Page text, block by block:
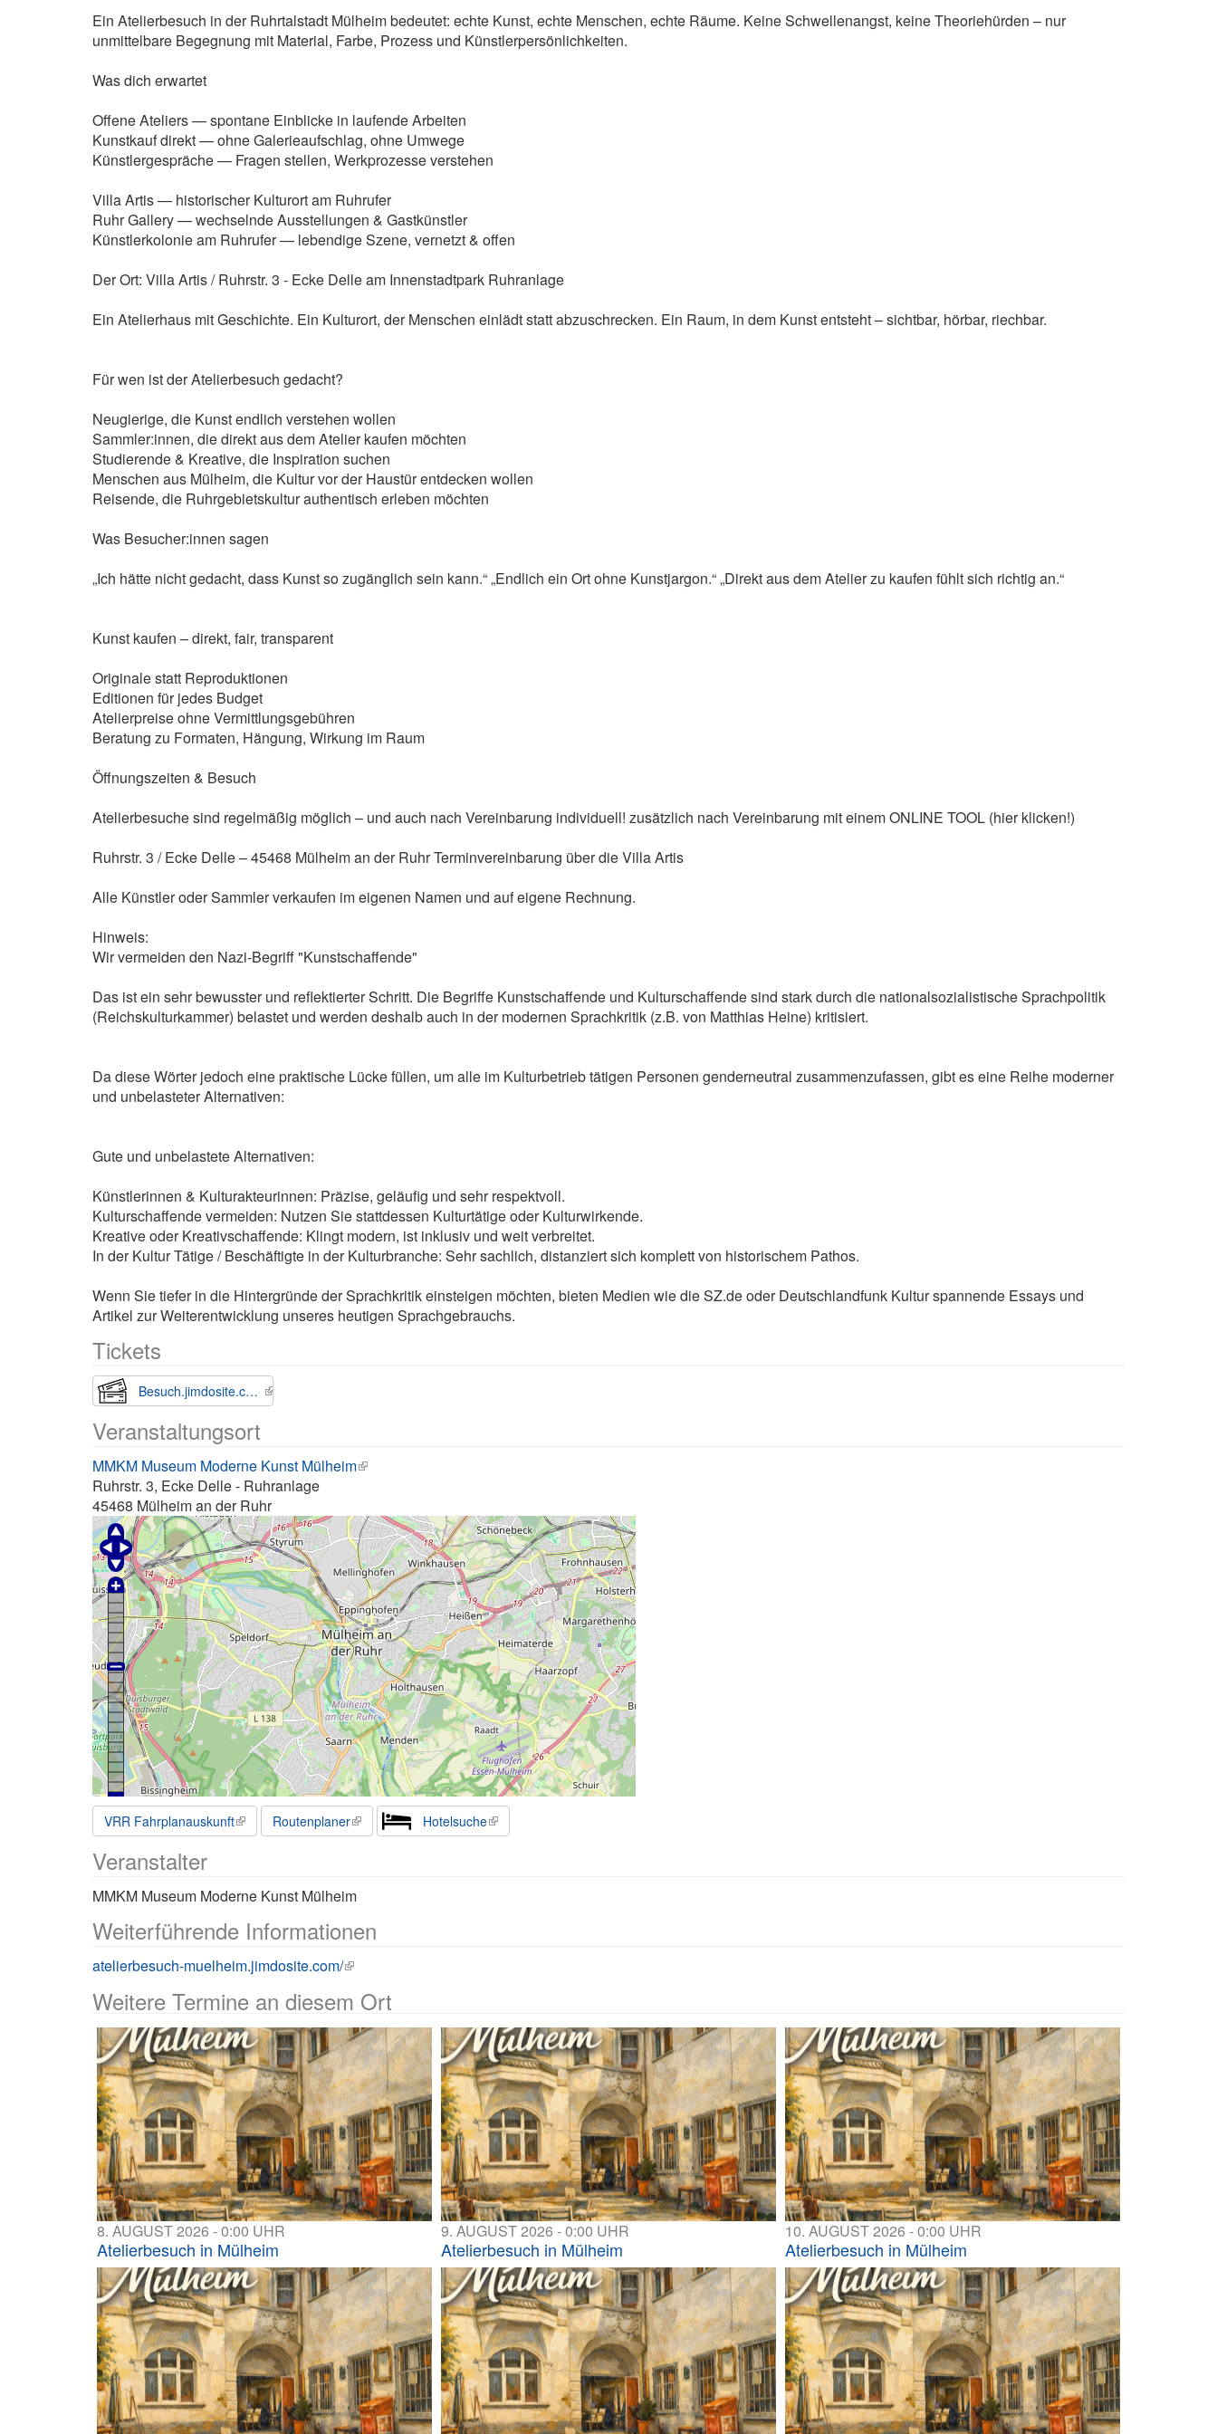
Ein Atelierbesuch in der Ruhrtalstadt Mülheim bedeutet: echte Kunst, echte Menschen, echte Räume. Keine Schwellenangst, keine Theoriehürden – nur
unmittelbare Begegnung mit Material, Farbe, Prozess und Künstlerpersönlichkeiten.
Was dich erwartet
Offene Ateliers — spontane Einblicke in laufende Arbeiten
Kunstkauf direkt — ohne Galerieaufschlag, ohne Umwege
Künstlergespräche — Fragen stellen, Werkprozesse verstehen
Villa Artis — historischer Kulturort am Ruhrufer
Ruhr Gallery — wechselnde Ausstellungen & Gastkünstler
Künstlerkolonie am Ruhrufer — lebendige Szene, vernetzt & offen
Der Ort: Villa Artis / Ruhrstr. 3 - Ecke Delle am Innenstadtpark Ruhranlage
Ein Atelierhaus mit Geschichte. Ein Kulturort, der Menschen einlädt statt abzuschrecken. Ein Raum, in dem Kunst entsteht – sichtbar, hörbar, riechbar.
Für wen ist der Atelierbesuch gedacht?
Neugierige, die Kunst endlich verstehen wollen
Sammler:innen, die direkt aus dem Atelier kaufen möchten
Studierende & Kreative, die Inspiration suchen
Menschen aus Mülheim, die Kultur vor der Haustür entdecken wollen
Reisende, die Ruhrgebietskultur authentisch erleben möchten
Was Besucher:innen sagen
„Ich hätte nicht gedacht, dass Kunst so zugänglich sein kann.“ „Endlich ein Ort ohne Kunstjargon.“ „Direkt aus dem Atelier zu kaufen fühlt sich richtig an.“
Kunst kaufen – direkt, fair, transparent
Originale statt Reproduktionen
Editionen für jedes Budget
Atelierpreise ohne Vermittlungsgebühren
Beratung zu Formaten, Hängung, Wirkung im Raum
Öffnungszeiten & Besuch
Atelierbesuche sind regelmäßig möglich – und auch nach Vereinbarung individuell! zusätzlich nach Vereinbarung mit einem ONLINE TOOL (hier klicken!)
Ruhrstr. 3 / Ecke Delle – 45468 Mülheim an der Ruhr Terminvereinbarung über die Villa Artis
Alle Künstler oder Sammler verkaufen im eigenen Namen und auf eigene Rechnung.
Hinweis:
Wir vermeiden den Nazi-Begriff "Kunstschaffende"
Das ist ein sehr bewusster und reflektierter Schritt. Die Begriffe Kunstschaffende und Kulturschaffende sind stark durch die nationalsozialistische Sprachpolitik
(Reichskulturkammer) belastet und werden deshalb auch in der modernen Sprachkritik (z.B. von Matthias Heine) kritisiert.
Da diese Wörter jedoch eine praktische Lücke füllen, um alle im Kulturbetrieb tätigen Personen genderneutral zusammenzufassen, gibt es eine Reihe moderner
und unbelasteter Alternativen:
Gute und unbelastete Alternativen:
Künstlerinnen & Kulturakteurinnen: Präzise, geläufig und sehr respektvoll.
Kulturschaffende vermeiden: Nutzen Sie stattdessen Kulturtätige oder Kulturwirkende.
Kreative oder Kreativschaffende: Klingt modern, ist inklusiv und weit verbreitet.
In der Kultur Tätige / Beschäftigte in der Kulturbranche: Sehr sachlich, distanziert sich komplett von historischem Pathos.
Wenn Sie tiefer in die Hintergründe der Sprachkritik einsteigen möchten, bieten Medien wie die SZ.de oder Deutschlandfunk Kultur spannende Essays und
Artikel zur Weiterentwicklung unseres heutigen Sprachgebrauchs.
Tickets
Besuch.jimdosite.com
Veranstaltungsort
MMKM Museum Moderne Kunst Mülheim
Ruhrstr. 3, Ecke Delle - Ruhranlage
45468 Mülheim an der Ruhr
VRR Fahrplanauskunft Routenplaner Hotelsuche
Veranstalter
MMKM Museum Moderne Kunst Mülheim
Weiterführende Informationen
atelierbesuch-muelheim.jimdosite.com/
Weitere Termine an diesem Ort
8. AUGUST 2026 - 0:00 UHR
Atelierbesuch in Mülheim
9. AUGUST 2026 - 0:00 UHR
Atelierbesuch in Mülheim
10. AUGUST 2026 - 0:00 UHR
Atelierbesuch in Mülheim